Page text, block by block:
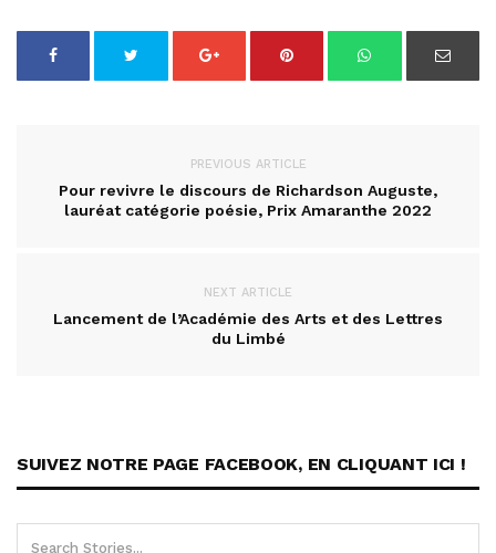
PREVIOUS ARTICLE
Pour revivre le discours de Richardson Auguste,
lauréat catégorie poésie, Prix Amaranthe 2022
NEXT ARTICLE
Lancement de l’Académie des Arts et des Lettres
du Limbé
SUIVEZ NOTRE PAGE FACEBOOK, EN CLIQUANT ICI !